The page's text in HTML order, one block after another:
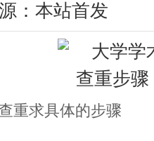
：本站首发
重求具体的步骤